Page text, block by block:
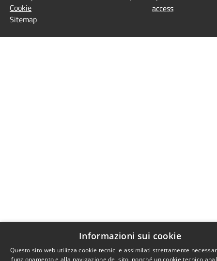
Cookie
Sitemap
access
Informazioni sui cookie
Questo sito web utilizza cookie tecnici e assimilati strettamente
funzionamento e alla navigazione del sito, nonché un cookie tecnico